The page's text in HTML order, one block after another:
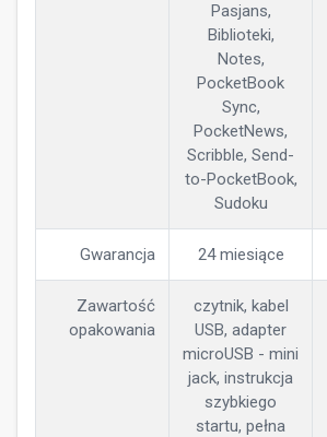
Pasjans,
Biblioteki,
Notes,
PocketBook
Sync,
PocketNews,
Scribble, Send-
to-PocketBook,
Sudoku
Gwarancja 24 miesiące
Zawartość
opakowania
czytnik, kabel
USB, adapter
microUSB - mini
jack, instrukcja
szybkiego
startu, pełna